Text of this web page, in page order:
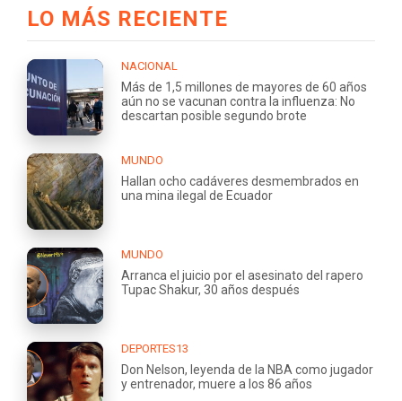
LO MÁS RECIENTE
NACIONAL
Más de 1,5 millones de mayores de 60 años
aún no se vacunan contra la influenza: No
descartan posible segundo brote
MUNDO
Hallan ocho cadáveres desmembrados en
una mina ilegal de Ecuador
MUNDO
Arranca el juicio por el asesinato del rapero
Tupac Shakur, 30 años después
DEPORTES13
Don Nelson, leyenda de la NBA como jugador
y entrenador, muere a los 86 años